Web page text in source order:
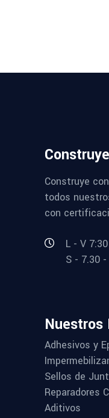
Construye
todos
con
L - V
S - 7.30
Nuestros
Adhesivos y
Sellos de
Reparadores
Aditivos